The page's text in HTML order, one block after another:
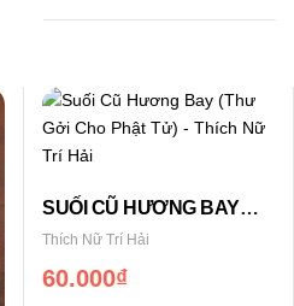
SUỐI CŨ HƯƠNG BAY
(Thư Gởi Cho Phật Tử)
Thích Nữ Trí Hải
60.000₫